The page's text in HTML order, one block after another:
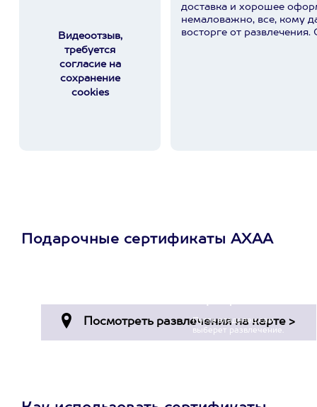
Видеоотзыв,
требуется
согласие на
сохранение
cookies
доставка и хорошее
немаловажно, все, кому
восторге от
Подарочные сертификаты АХАА
Пусть владелец сам
выберет развлечение.